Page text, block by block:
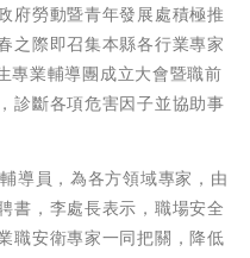
府勞動暨青年發展處積極推
之際即召集本縣各行業專家
專業輔導團成立大會暨職前
診斷各項危害因子並協助事
導員，為各方領域專家，由
書，李處長表示，職場安全
職安衛專家一同把關，降低